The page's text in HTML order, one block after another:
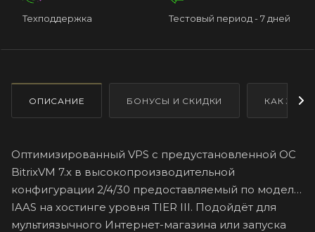
Техподдержка Тестовый период - 7 дней
ОПИСАНИЕ БОНУСЫ И СКИДКИ КАК
Оптимизированный VPS с предустановленной ОС
BitrixVM 7.x в высокопроизводительной
конфигурации 2/4/30 предоставляемый по модели
IAAS на хостинге уровня TIER III. Подойдёт для
мультиязычного Интернет-магазина или запуска